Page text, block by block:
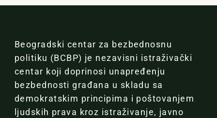
Beogradski centar za bezbednosnu
politiku (BCBP) je nezavisni istraživački
centar koji doprinosi unapređenju
bezbednosti građana u skladu sa
demokratskim principima i poštovanjem
ljudskih prava kroz istraživanje, javno